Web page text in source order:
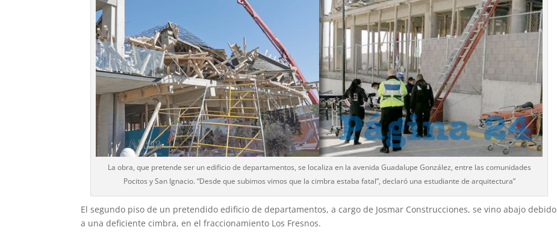
La obra, que pretende ser un edificio de departamentos, se localiza en la avenida Guadalupe González, entre las comunidades
Pocitos y San Ignacio. “Desde que subimos vimos que la cimbra estaba fatal”, declaró una estudiante de arquitectura”
El segundo piso de un pretendido edifi­cio de departamentos, a cargo de Josmar Construcciones, se vino abajo debido
a una deficiente cimbra, en el fraccionamiento Los Fresnos.